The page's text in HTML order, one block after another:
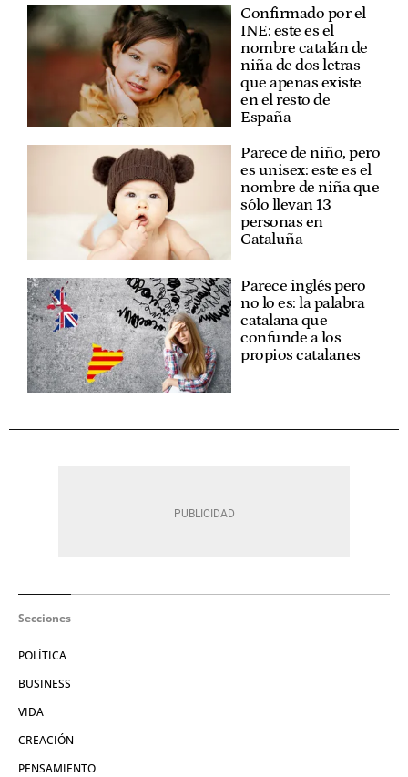
Confirmado por el
INE: este es el
nombre catalán de
niña de dos letras
que apenas existe
en el resto de
España
Parece de niño, pero
es unisex: este es el
nombre de niña que
sólo llevan 13
personas en
Cataluña
Parece inglés pero
no lo es: la palabra
catalana que
confunde a los
propios catalanes
Secciones
POLÍTICA
BUSINESS
VIDA
CREACIÓN
PENSAMIENTO